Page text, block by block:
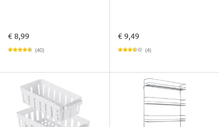
€ 8,99
(40)
€ 9,49
(4)